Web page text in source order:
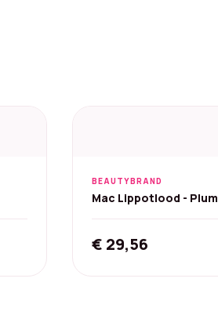
BEAUTYBRAND
Mac Lippotlood - Plum
€ 29,56